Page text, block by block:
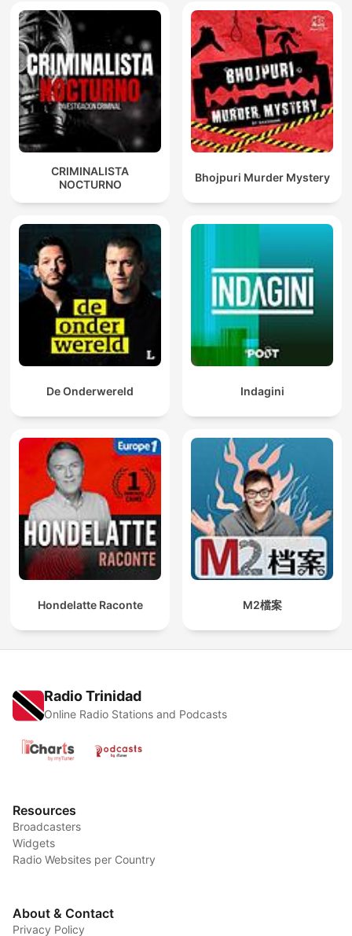
CRIMINALISTA
NOCTURNO
Bhojpuri Murder Mystery
De Onderwereld Indagini
Hondelatte Raconte M2檔案
Radio Trinidad
Online Radio Stations and Podcasts
Resources
Broadcasters
Widgets
Radio Websites per Country
About & Contact
Privacy Policy